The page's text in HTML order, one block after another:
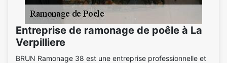
Entreprise de ramonage de poêle à La
Verpilliere
BRUN Ramonage 38 est une entreprise professionnelle et